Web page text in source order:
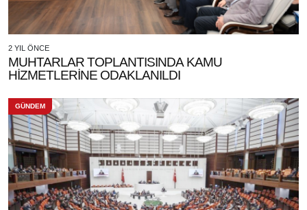
2 YIL ÖNCE
MUHTARLAR TOPLANTISINDA KAMU
HİZMETLERİNE ODAKLANILDI
GÜNDEM